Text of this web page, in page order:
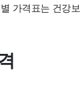
가격표는 건강